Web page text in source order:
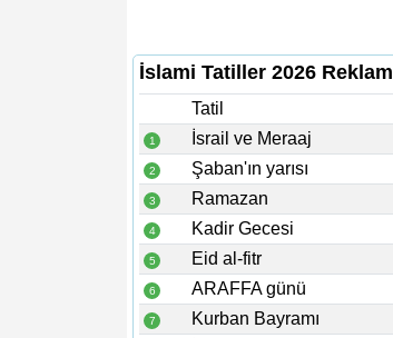
İslami Tatiller 2026 Reklam
Tatil
1 İsrail ve Meraaj
2 Şaban'ın yarısı
3 Ramazan
4 Kadir Gecesi
5 Eid al-fitr
6 ARAFFA günü
7 Kurban Bayramı